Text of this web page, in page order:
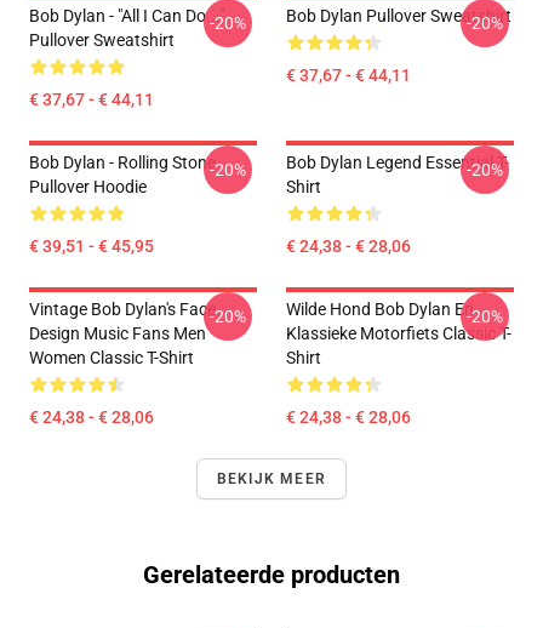
Bob Dylan - "All I Can Do..."
Pullover Sweatshirt
€ 37,67 - € 44,11
-20% Bob Dylan Pullover Sweatshirt
€ 37,67 - € 44,11
-20%
Bob Dylan - Rolling Stone
Pullover Hoodie
€ 39,51 - € 45,95
-20%
Bob Dylan Legend Essential T-
Shirt
€ 24,38 - € 28,06
-20%
Vintage Bob Dylan's Face
Design Music Fans Men
Women Classic T-Shirt
€ 24,38 - € 28,06
-20%
Wilde Hond Bob Dylan En
Klassieke Motorfiets Classic T-
Shirt
€ 24,38 - € 28,06
-20%
BEKIJK MEER
Gerelateerde producten